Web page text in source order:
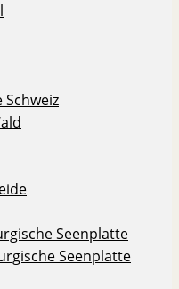
Schweiz
Seenplatte
Seenplatte